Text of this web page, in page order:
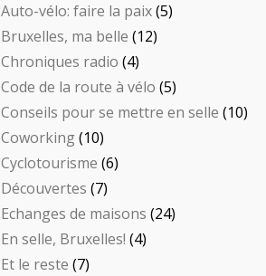
Auto-vélo: faire la paix(5)
Bruxelles, ma belle (12)
Chroniques radio (4)
Code de la route à vélo (5)
Conseils pour se mettre en selle (10)
Coworking(10)
Cyclotourisme (6)
Découvertes (7)
Echanges de maisons (24)
En selle, Bruxelles! (4)
Et le reste (7)